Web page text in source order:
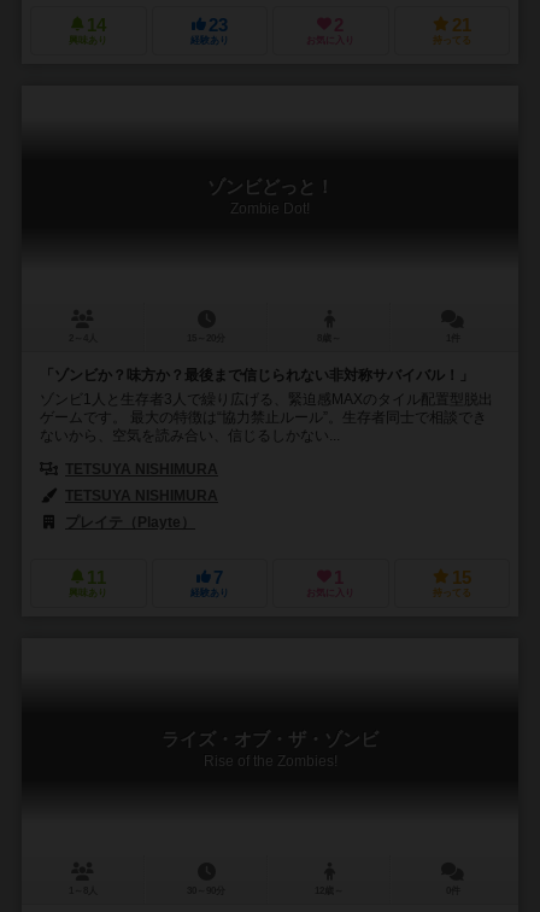
14
興味あり
23
経験あり
2
お気に入り
21
持ってる
ゾンビどっと！
Zombie Dot!
「ゾンビか？味方か？最後まで信じられない非対称サバイバル！」
ゾンビ1人と生存者3人で繰り広げる、緊迫感MAXのタイル配置型脱出
ゲームです。 最大の特徴は“協力禁止ルール”。生存者同士で相談でき
ないから、空気を読み合い、信じるしかない...
TETSUYA NISHIMURA
TETSUYA NISHIMURA
プレイテ（Playte）
11
興味あり
7
経験あり
1
お気に入り
15
持ってる
ライズ・オブ・ザ・ゾンビ
Rise of the Zombies!